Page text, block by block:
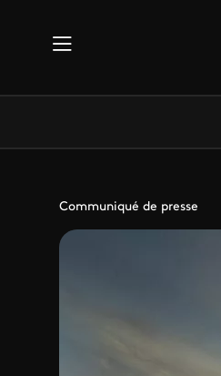
Communiqué de presse